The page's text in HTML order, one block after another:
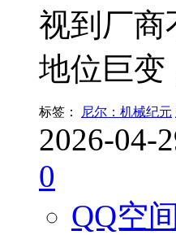
视到厂商
地位巨变
标签： 尼尔：机械纪元
2026-04-
0
QQ空间